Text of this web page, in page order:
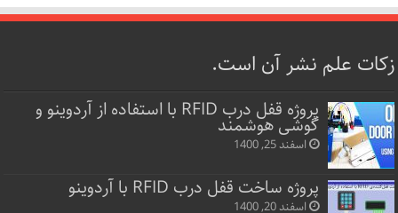
زکات علم نشر آن است.
پروژه قفل‌ درب RFID با استفاده از آردوینو و
گوشی هوشمند
اسفند 25, 1400
پروژه ساخت قفل‌ درب RFID با آردوینو
اسفند 20, 1400